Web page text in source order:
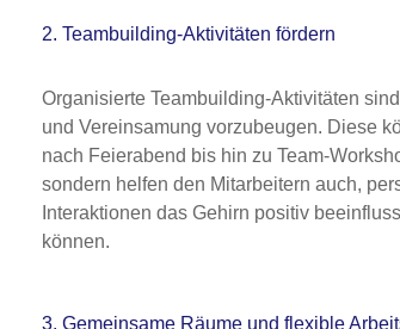
2. Teambuilding-Aktivitäten fördern
Organisierte Teambuilding-Aktivitäten
und Vereinsamung vorzubeugen. Diese
nach Feierabend bis hin zu Team-
sondern helfen den Mitarbeitern auch,
Interaktionen das Gehirn positiv
können.
3. Gemeinsame Räume und flexible